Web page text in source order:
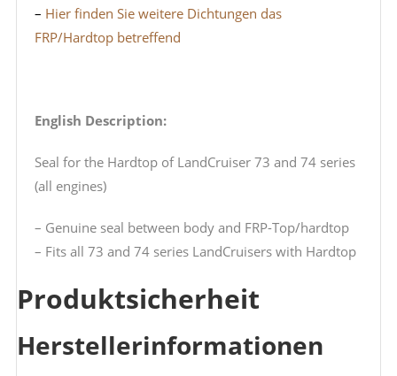
– Hier finden Sie weitere Dichtungen das
FRP/Hardtop betreffend
English Description:
Seal for the Hardtop of LandCruiser 73 and 74 series
(all engines)
– Genuine seal between body and FRP-Top/hardtop
– Fits all 73 and 74 series LandCruisers with Hardtop
Produktsicherheit
Herstellerinformationen